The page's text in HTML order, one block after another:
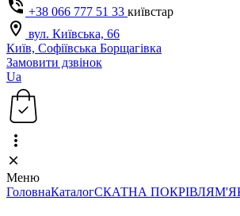
+38 066 777 51 33 київстар
вул. Київська, 66
Київ, Софіївська Борщагівка
Замовити дзвінок
Ua
Меню
ГоловнаКаталогСКАТНА ПОКРІВЛЯ